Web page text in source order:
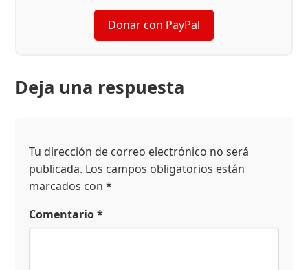
Donar con PayPal
Deja una respuesta
Tu dirección de correo electrónico no será
publicada. Los campos obligatorios están
marcados con*
Comentario*